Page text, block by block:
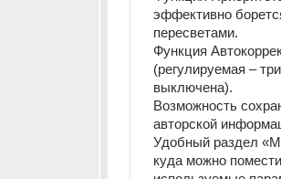
эффективно
пересветами.
Функция
(регулируемая –
выключена).
Возможность
авторской
Удобный раздел
куда можно